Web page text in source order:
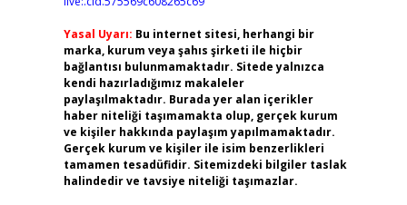
Yasal Uyarı: Bu internet sitesi, herhangi bir
marka, kurum veya şahıs şirketi ile hiçbir
bağlantısı bulunmamaktadır. Sitede yalnızca
kendi hazırladığımız makaleler
paylaşılmaktadır. Burada yer alan içerikler
haber niteliği taşımamakta olup, gerçek kurum
ve kişiler hakkında paylaşım yapılmamaktadır.
Gerçek kurum ve kişiler ile isim benzerlikleri
tamamen tesadüfidir. Sitemizdeki bilgiler taslak
halindedir ve tavsiye niteliği taşımazlar.